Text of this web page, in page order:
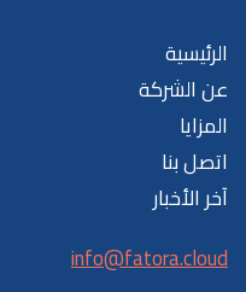
الرئيسية
عن الشركة
المزايا
اتصل بنا
آخر الأخبار
info@fatora.cloud